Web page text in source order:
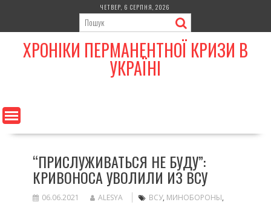
content
ЧЕТВЕР, 6 СЕРПНЯ, 2026
ХРОНІКИ ПЕРМАНЕНТНОЇ КРИЗИ В
УКРАЇНІ
“ПРИСЛУЖИВАТЬСЯ НЕ БУДУ”:
КРИВОНОСА УВОЛИЛИ ИЗ ВСУ
06.06.2021 ALESYA ВСУ, МИНОБОРОНЫ,